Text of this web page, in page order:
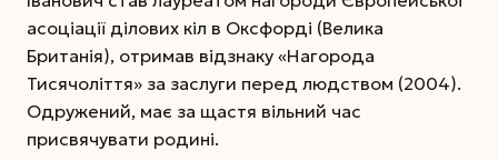
асоціації ділових кіл в Оксфорді (Велика
Британія), отримав відзнаку «Нагорода
Тисячоліття» за заслуги перед людством (2004).
Одружений, має за щастя вільний час
присвячувати родині.